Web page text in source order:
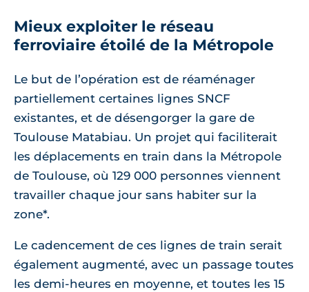
Mieux exploiter le réseau
ferroviaire étoilé de la Métropole
Le but de l’opération est de réaménager
partiellement certaines lignes SNCF
existantes, et de désengorger la gare de
Toulouse Matabiau. Un projet qui faciliterait
les déplacements en train dans la Métropole
de Toulouse, où 129 000 personnes viennent
travailler chaque jour sans habiter sur la
zone*.
Le cadencement de ces lignes de train serait
également augmenté, avec un passage toutes
les demi-heures en moyenne, et toutes les 15